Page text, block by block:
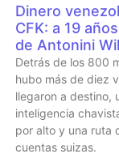
Dinero
CFK: a 19
de Antonini
Detrás de los 800
hubo más de diez
llegaron a destino,
inteligencia
por alto y una ruta
cuentas suizas.